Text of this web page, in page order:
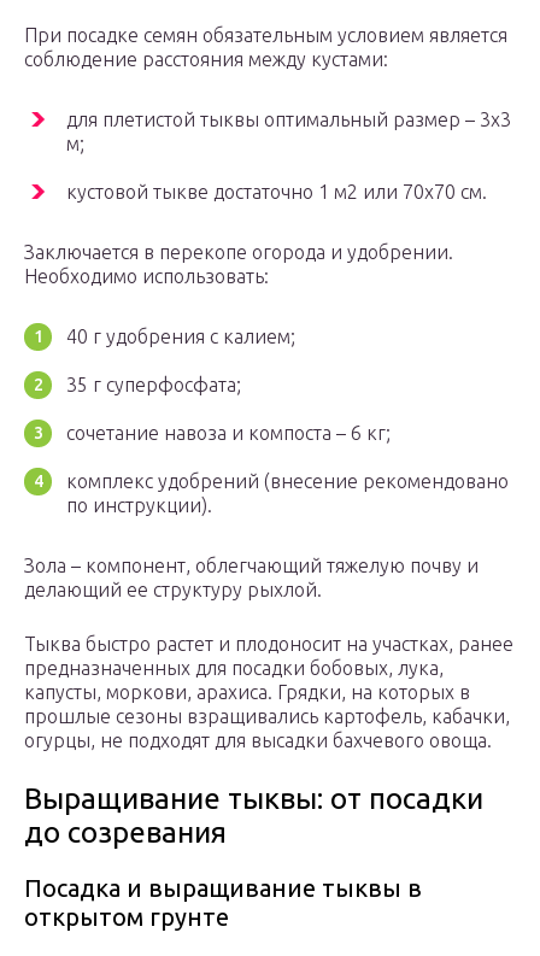
При посадке семян обязательным условием является
соблюдение расстояния между кустами:
для плетистой тыквы оптимальный размер – 3х3
м;
кустовой тыкве достаточно 1 м2 или 70х70 см.
Заключается в перекопе огорода и удобрении.
Необходимо использовать:
40 г удобрения с калием;
35 г суперфосфата;
сочетание навоза и компоста – 6 кг;
комплекс удобрений (внесение рекомендовано
по инструкции).
Зола – компонент, облегчающий тяжелую почву и
делающий ее структуру рыхлой.
Тыква быстро растет и плодоносит на участках, ранее
предназначенных для посадки бобовых, лука,
капусты, моркови, арахиса. Грядки, на которых в
прошлые сезоны взращивались картофель, кабачки,
огурцы, не подходят для высадки бахчевого овоща.
Выращивание тыквы: от посадки
до созревания
Посадка и выращивание тыквы в
открытом грунте